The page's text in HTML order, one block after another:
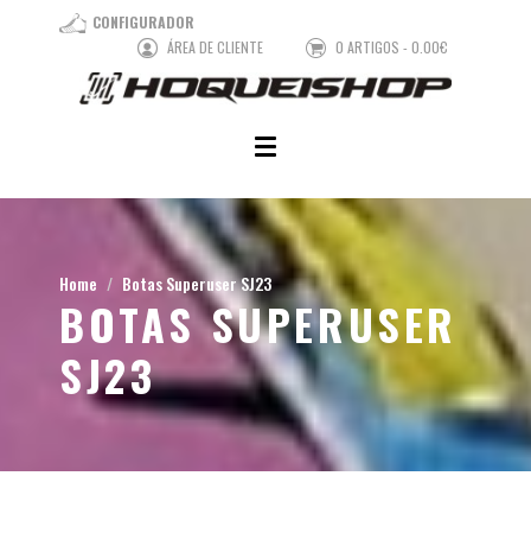
CONFIGURADOR
ÁREA DE CLIENTE
0 ARTIGOS - 0.00€
Home Botas Superuser SJ23
BOTAS SUPERUSER
SJ23